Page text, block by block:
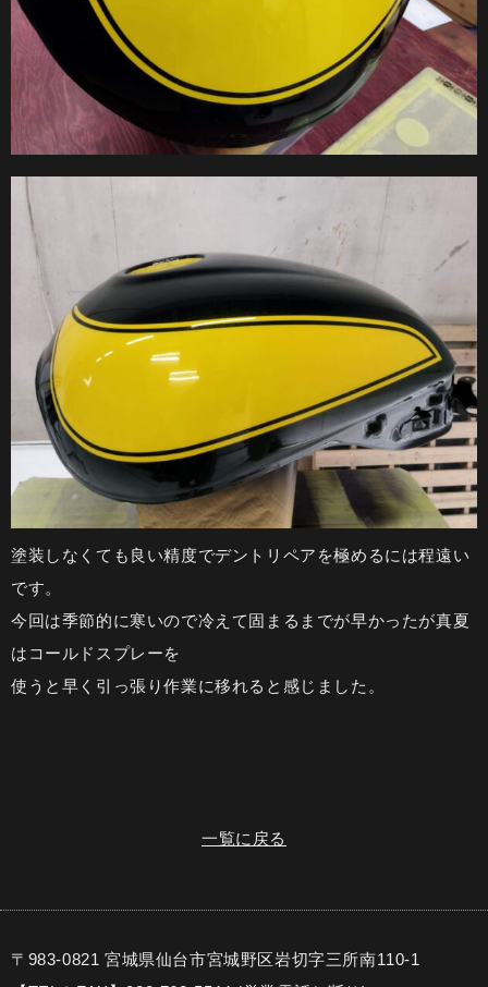
塗装しなくても良い精度でデントリペアを極めるには程遠い
です。
今回は季節的に寒いので冷えて固まるまでが早かったが真夏
はコールドスプレーを
使うと早く引っ張り作業に移れると感じました。
一覧に戻る
〒983-0821 宮城県仙台市宮城野区岩切字三所南110-1